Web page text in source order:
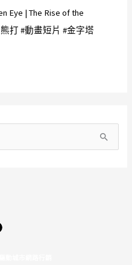
Eye | The Rise of the
熊打 #動畫短片 #金字塔